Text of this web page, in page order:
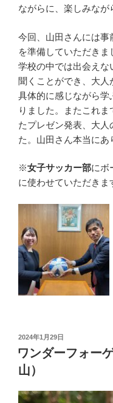
ながらに、楽しみなが
今回、山田さんには事
を準備していただき
学校の中では出会えな
聞くことができ、大
具体的に感じながら学
りました。またこれ
たプレゼン発表、大人
た。山田さん本当にあ
※女子サッカー部にボ
に使わせていただきま
投
稿
日:
2024年1月29日
ワンダーフォー
山）